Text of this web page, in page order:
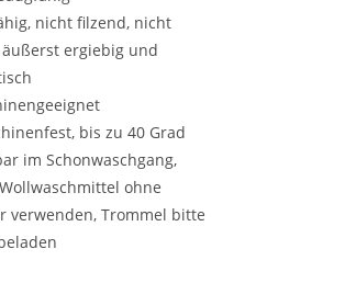
nicht filzend, nicht
ergiebig und
bis zu 40 Grad
im Schonwaschgang,
ohne
verwenden, Trommel bitte